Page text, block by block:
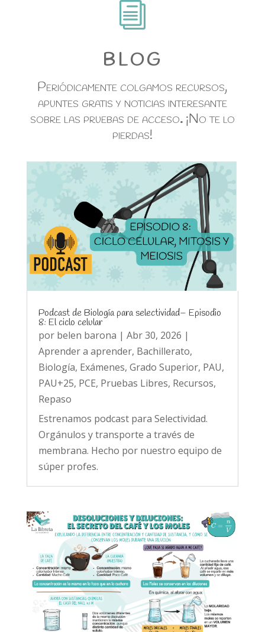
i
BLOG
Periódicamente colgamos recursos,
apuntes gratis y noticias interesante
sobre las pruebas de acceso.¡No te lo
pierdas!
Podcast de Biología para selectividad– Episodio
8: El ciclo celular
por belen barona | Abr 30, 2026 |
Aprender a aprender, Bachillerato,
Biología, Exámenes, Grado Superior, PAU,
PAU+25, PCE, Pruebas Libres, Recursos,
Repaso
Estrenamos podcast para Selectividad.
Orgánulos y transporte a través de
membrana. Hecho por nuestro equipo de
súper profes.